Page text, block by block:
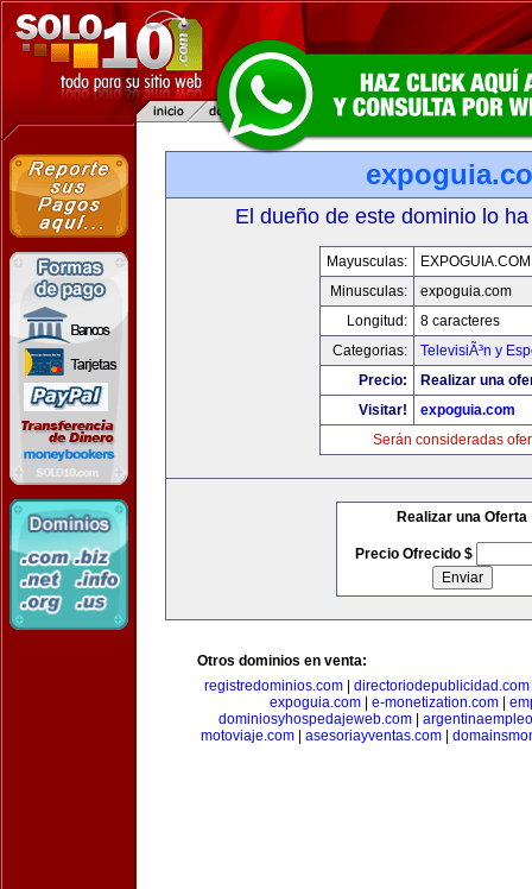
El dueño de este dominio lo
Mayusculas:
EXPOGUIA.COM
Minusculas:
expoguia.com
Longitud:
8 caracteres
Categorias:
TelevisiÃ³n y
Precio:
Realizar una
Visitar!
expoguia.com
Serán consideradas
Realizar una Oferta
Precio Ofrecido $
Otros dominios en venta:
registredominios.com| directoriodepublicidad.com
expoguia.com| e-monetization.com|
dominiosyhospedajeweb.com
motoviaje.com
asesoriayventas.com